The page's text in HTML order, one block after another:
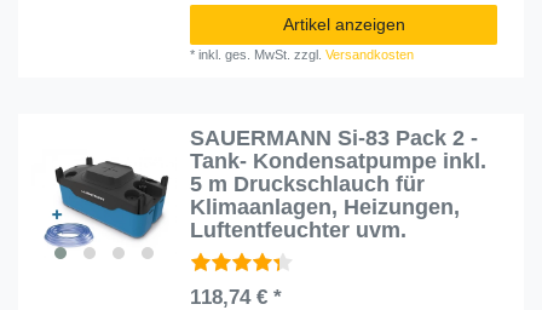
Artikel anzeigen
*inkl. ges. MwSt. zzgl.Versandkosten
SAUERMANN Si-83 Pack 2 -
Tank- Kondensatpumpe inkl.
5 m Druckschlauch für
Klimaanlagen, Heizungen,
Luftentfeuchter uvm.
118,74 € *